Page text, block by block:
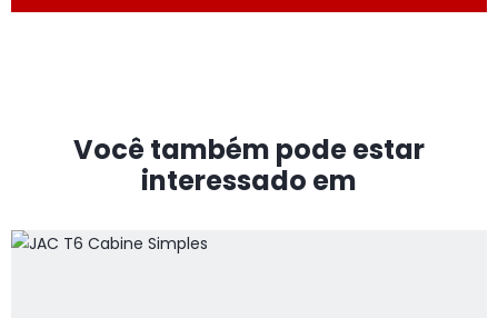
Você também pode estar
interessado em